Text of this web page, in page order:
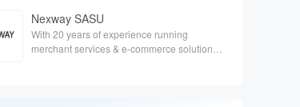
Nexway SASU
With 20 years of experience running
merchant services & e-commerce solutions,